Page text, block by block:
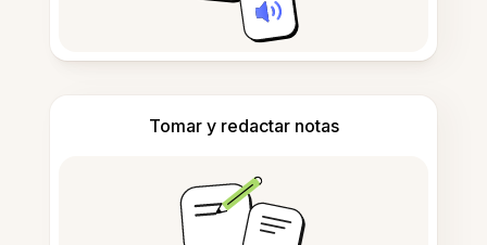
Tomar y redactar notas